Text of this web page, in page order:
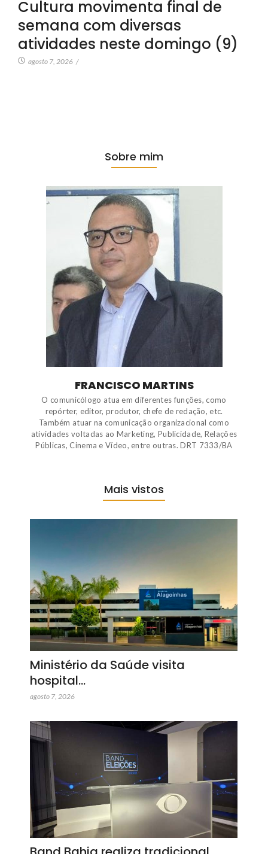
Cultura movimenta final de
semana com diversas
atividades neste domingo (9)
agosto 7, 2026 /
Sobre mim
FRANCISCO MARTINS
O comunicólogo atua em diferentes funções, como
repórter, editor, produtor, chefe de redação, etc.
Também atuar na comunicação organizacional como
atividades voltadas ao Marketing, Publicidade, Relações
Públicas, Cinema e Vídeo, entre outras. DRT 7333/BA
Mais vistos
Ministério da Saúde visita
hospital…
agosto 7, 2026